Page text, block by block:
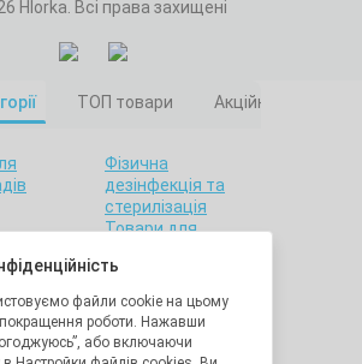
Hlorka. Всі права захищені
файли cookie на цьому
покращення роботи. Нажавши
або включаючи
ТОП товари Акційні товари
Фізична
дезінфекція та
стерилізація
Товари для
дому
Санітарна гігієна
Товари для
лабораторій
Утилізація
медичних відходів